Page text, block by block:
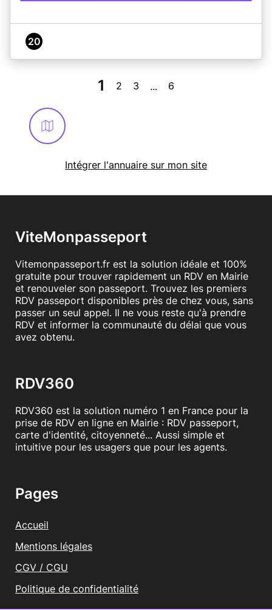
20
1 2 3 ... 6
Intégrer l'annuaire sur mon site
ViteMonpasseport
Vitemonpasseport.fr est la solution idéale et 100%
gratuite pour trouver rapidement un RDV en Mairie
et renouveler son passeport. Trouvez les premiers
RDV passeport disponibles près de chez vous, sans
passer un seul appel. Il ne vous reste qu'à prendre
RDV et informer la communauté du délai que vous
avez obtenu.
RDV360
RDV360 est la solution numéro 1 en France pour la
prise de RDV en ligne en Mairie : RDV passeport,
carte d'identité, citoyenneté... Aussi simple et
intuitive pour les usagers que pour les agents.
Pages
Accueil
Mentions légales
CGV / CGU
Politique de confidentialité